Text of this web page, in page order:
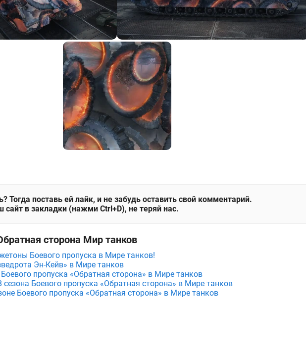
Тогда поставь ей лайк, и не забудь оставить свой комментарий.
в закладки (нажми Ctrl+D), не теряй нас.
сторона Мир танков
Боевого пропуска в Мире танков!
Эн-Кейв» в Мире танков
пропуска «Обратная сторона» в Мире танков
Боевого пропуска «Обратная сторона» в Мире танков
Боевого пропуска «Обратная сторона» в Мире танков